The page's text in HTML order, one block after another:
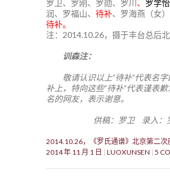
罗卫、罗刚、罗勋、罗川、 罗学怡
润、罗福山、 待补、罗海燕（女）
待补。
注：2014.10.26，摄于丰台总后北
训森注：
敬请认识以上“待补”代表名
补上，特向这些“待补”代表谨表
名的网友，表示谢意。
供稿：罗卫 录入：
2014.10.26，《罗氏通谱》北京第二次
2014 年 11 月 1 日
LUOXUNSEN 5